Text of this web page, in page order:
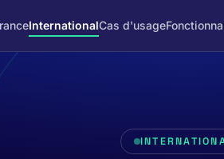
InternationalCas d'usage